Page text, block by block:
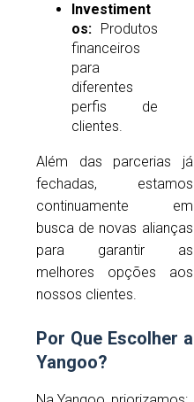
Investiment
os: Produtos
financeiros
para
diferentes
perfis de
clientes.
Além das parcerias já
fechadas, estamos
continuamente em
busca de novas alianças
para garantir as
melhores opções aos
nossos clientes.
Por Que Escolher a
Yangoo?